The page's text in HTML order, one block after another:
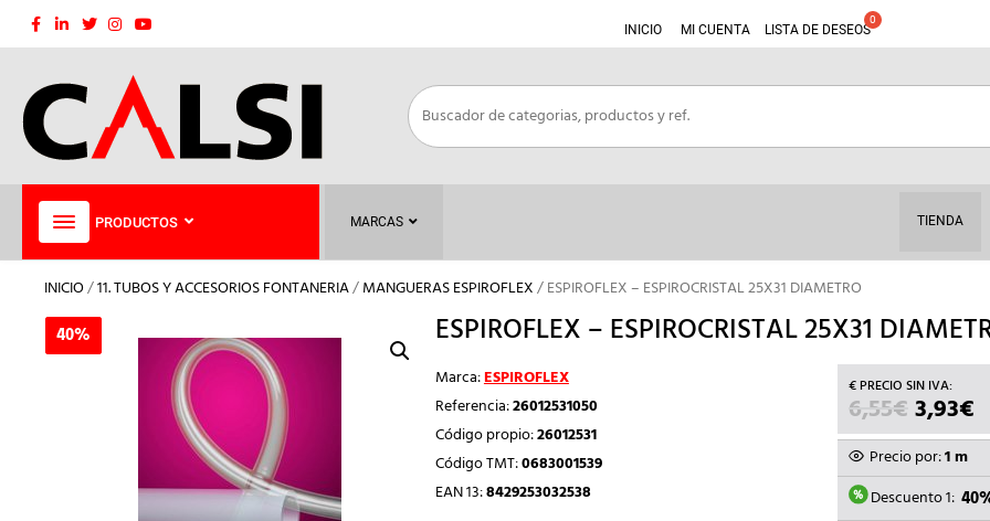
Saltar
INICIO MI CUENTA LISTA DE DESEOS
PRODUCTOS MARCAS TIENDA
INICIO/11. TUBOS Y ACCESORIOS FONTANERIA/MANGUERAS ESPIROFLEX/ ESPIROFLEX – ESPIROCRISTAL 25X31 DIAMETRO
40% ESPIROFLEX – ESPIROCRISTAL 25X31
Marca:ESPIROFLEX
Referencia:26012531050
Código propio:26012531
Código TMT:0683001539
EAN 13:8429253032538
6,55€ EL
PRECIO
ERA:
6,55€.
3,93€EL
Precio por:1 m
Descuento 1:
40%